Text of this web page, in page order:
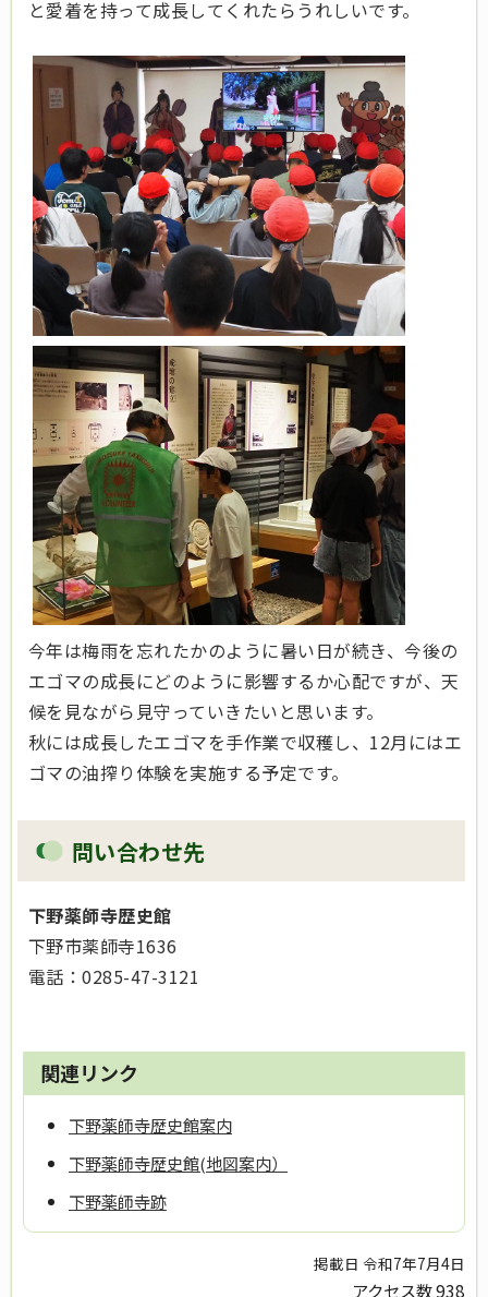
と愛着を持って成長してくれたらうれしいです。
今年は梅雨を忘れたかのように暑い日が続き、今後の
エゴマの成長にどのように影響するか心配ですが、天
候を見ながら見守っていきたいと思います。
秋には成長したエゴマを手作業で収穫し、12月にはエ
ゴマの油搾り体験を実施する予定です。
問い合わせ先
下野薬師寺歴史館
下野市薬師寺1636
電話：0285-47-3121
関連リンク
下野薬師寺歴史館案内
下野薬師寺歴史館(地図案内）
下野薬師寺跡
掲載日 令和7年7月4日
アクセス数938